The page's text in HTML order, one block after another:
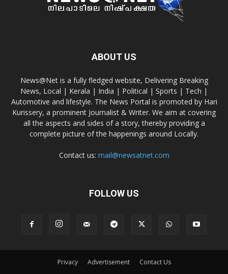
ABOUT US
News@Net is a fully fledged website, Delivering Breaking
News, Local | Kerala | India | Political | Sports | Tech |
Automotive and lifestyle. The News Portal is promoted by Hari
Kurissery, a prominent Journalist & Writer. We aim at covering
all the aspects and sides of a story, thereby providing a
complete picture of the happenings around Locally.
Contact us: mail@newsatnet.com
FOLLOW US
Privacy Advertisement Contact Us